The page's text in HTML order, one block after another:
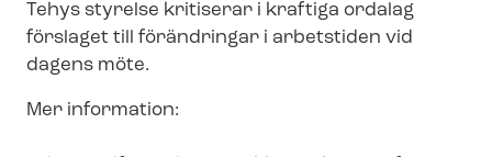
Tehys styrelse kritiserar i kraftiga ordalag
förslaget till förändringar i arbetstiden vid
dagens möte.
Mer information: